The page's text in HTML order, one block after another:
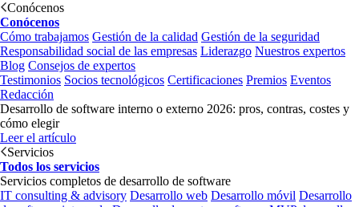
Conócenos
Conócenos
Cómo trabajamos Gestión de la calidad Gestión de la seguridad
Responsabilidad social de las empresas Liderazgo Nuestros expertos
Blog Consejos de expertos
Testimonios Socios tecnológicos Certificaciones Premios Eventos
Redacción
Desarrollo de software interno o externo 2026: pros, contras, costes y
cómo elegir
Leer el artículo
Servicios
Todos los servicios
Servicios completos de desarrollo de software
IT consulting & advisory Desarrollo web Desarrollo móvil Desarrollo